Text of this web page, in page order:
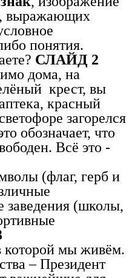
выражающих
понятия.
СЛАЙД 2
дома, на
крест, вы
красный
загорелся
обозначает, что
Всё это -
(флаг, герб и
заведения (школы,
которой мы живём.
– Президент